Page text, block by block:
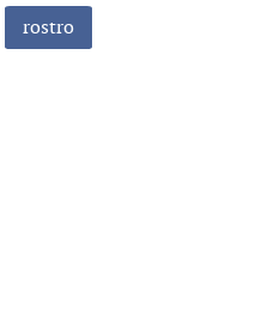
rostro